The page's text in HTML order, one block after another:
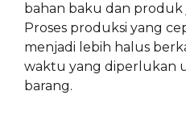
bahan baku dan produk
Proses produksi yang
menjadi lebih halus
waktu yang diperlukan
barang.